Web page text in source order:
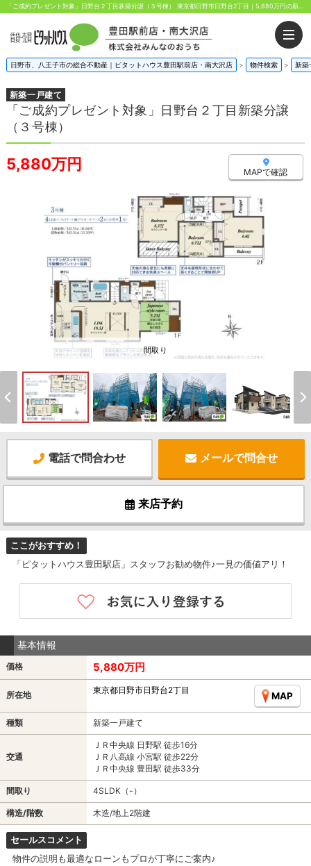
「ご成約プレゼント対象」日野台２丁目新築分譲（３号棟） 東京都日野市日野台2丁目｜5,880万円の新築一戸建て｜株式会社みんなのおうち
日野市、八王子市の総合不動産｜ピタットハウス豊田駅前店・南大沢店 > 物件検索 > 新築
新築一戸建て
「ご成約プレゼント対象」日野台２丁目新築分譲
（３号棟）
5,880万円 MAPで確認
間取り
電話で問合わせ メールで問合せ
来店予約
ここがおすすめ！
「ピタットハウス豊田駅店」スタッフお勧め物件♪一見の価値アリ！
基本情報
価格 5,880万円
所在地 東京都日野市日野台2丁目
MAP
種類 新築一戸建て
交通
ＪＲ中央線 日野駅 徒歩16分
ＪＲ八高線 小宮駅 徒歩22分
ＪＲ中央線 豊田駅 徒歩33分
間取り 4SLDK（-）
構造/階数 木造/地上2階建
セールスコメント
物件の説明も最適なローンもプロが丁寧にご案内♪